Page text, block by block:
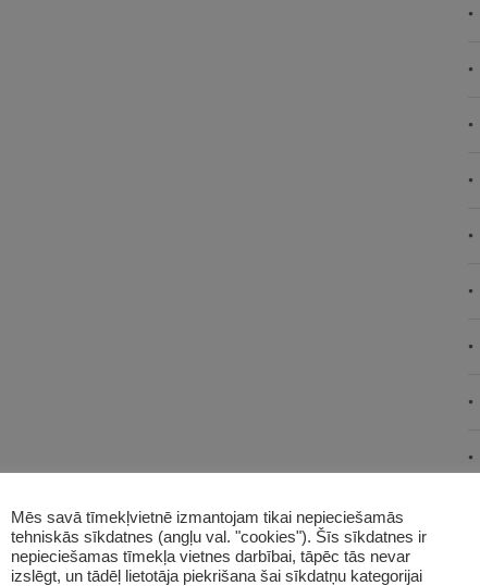
Mēs savā tīmekļvietnē izmantojam tikai nepieciešamās
tehniskās sīkdatnes (angļu val. "cookies"). Šīs sīkdatnes ir
nepieciešamas tīmekļa vietnes darbībai, tāpēc tās nevar
izslēgt, un tādēļ lietotāja piekrišana šai sīkdatņu kategorijai